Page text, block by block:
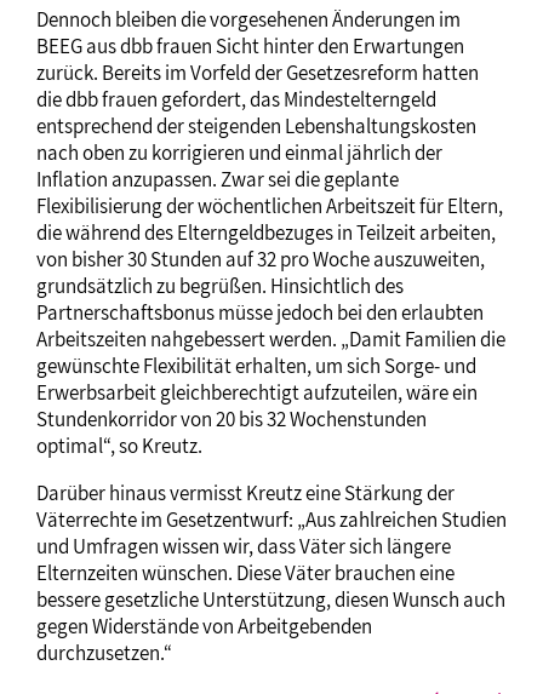
Dennoch bleiben die vorgesehenen Änderungen im
BEEG aus dbb frauen Sicht hinter den Erwartungen
zurück. Bereits im Vorfeld der Gesetzesreform hatten
die dbb frauen gefordert, das Mindestelterngeld
entsprechend der steigenden Lebenshaltungskosten
nach oben zu korrigieren und einmal jährlich der
Inflation anzupassen. Zwar sei die geplante
Flexibilisierung der wöchentlichen Arbeitszeit für Eltern,
die während des Elterngeldbezuges in Teilzeit arbeiten,
von bisher 30 Stunden auf 32 pro Woche auszuweiten,
grundsätzlich zu begrüßen. Hinsichtlich des
Partnerschaftsbonus müsse jedoch bei den erlaubten
Arbeitszeiten nahgebessert werden. „Damit Familien die
gewünschte Flexibilität erhalten, um sich Sorge- und
Erwerbsarbeit gleichberechtigt aufzuteilen, wäre ein
Stundenkorridor von 20 bis 32 Wochenstunden
optimal“, so Kreutz.
Darüber hinaus vermisst Kreutz eine Stärkung der
Väterrechte im Gesetzentwurf: „Aus zahlreichen Studien
und Umfragen wissen wir, dass Väter sich längere
Elternzeiten wünschen. Diese Väter brauchen eine
bessere gesetzliche Unterstützung, diesen Wunsch auch
gegen Widerstände von Arbeitgebenden
durchzusetzen.“